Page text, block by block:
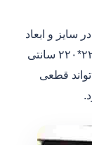
ابعاد و اجزای چهارچوب درب فلزی:درب های ۱.۵ در سایز و ابعاد
۱۵۰*۲۲۰ و چهارچوب درب های دولنگه در ابعاد ۲۲۰*۲۲۰ سانتی
قطعی